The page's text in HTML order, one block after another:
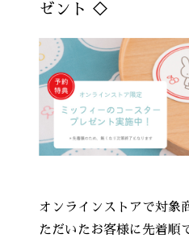
ゼント ◇
オンラインストアで対象
ただいたお客様に先着順